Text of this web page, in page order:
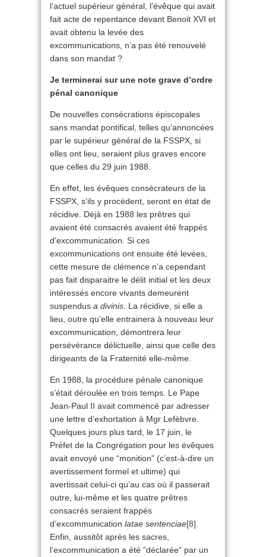
l’actuel supérieur général, l’évêque qui avait
fait acte de repentance devant Benoit XVI et
avait obtenu la levée des
excommunications, n’a pas été renouvelé
dans son mandat ?
Je terminerai sur une note grave d’ordre
pénal canonique
De nouvelles consécrations épiscopales
sans mandat pontifical, telles qu’annoncées
par le supérieur général de la FSSPX, si
elles ont lieu, seraient plus graves encore
que celles du 29 juin 1988.
En effet, les évêques consécrateurs de la
FSSPX, s’ils y procèdent, seront en état de
récidive. Déjà en 1988 les prêtres qui
avaient été consacrés avaient été frappés
d’excommunication. Si ces
excommunications ont ensuite été levées,
cette mesure de clémence n’a cependant
pas fait disparaitre le délit initial et les deux
intéressés encore vivants demeurent
suspendus a divinis . La récidive, si elle a
lieu, outre qu’elle entrainera à nouveau leur
excommunication, démontrera leur
persévérance délictuelle, ainsi que celle des
dirigeants de la Fraternité elle-même.
En 1988, la procédure pénale canonique
s’était déroulée en trois temps. Le Pape
Jean-Paul II avait commencé par adresser
une lettre d’exhortation à Mgr Lefèbvre.
Quelques jours plus tard, le 17 juin, le
Préfet de la Congrégation pour les évêques
avait envoyé une “monition” (c’est-à-dire un
avertissement formel et ultime) qui
avertissait celui-ci qu’au cas où il passerait
outre, lui-même et les quatre prêtres
consacrés seraient frappés
d’excommunication latae sentenciae[8]
Enfin, aussitôt après les sacres,
l’excommunication a été “déclarée” par un